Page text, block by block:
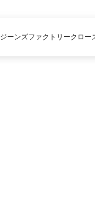
ジーンズファクトリークロー